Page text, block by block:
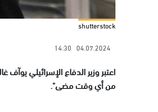
shutterstock
04.07.2024
14:30
اعتبر وزير الدفاع الإسرائيلي
من أي وقت مضى".